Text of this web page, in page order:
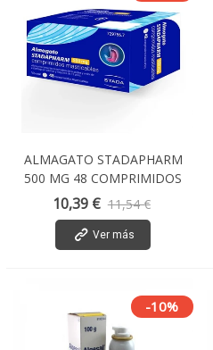
ALMAGATO STADAPHARM
500 MG 48 COMPRIMIDOS
MASTICABLES
10,39 € 11,54 €
Ver más
-10%